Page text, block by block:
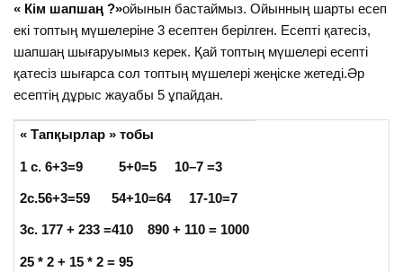
« Кім шапшаң ?»ойынын бастаймыз. Ойынның шарты есеп
екі топтың мүшелеріне 3 есептен берілген. Есепті қатесіз,
шапшаң шығаруымыз керек. Қай топтың мүшелері есепті
қатесіз шығарса сол топтың мүшелері жеңіске жетеді.Әр
есептің дұрыс жауабы 5 ұпайдан.
« Тапқырлар » тобы
1 с. 6+3=9 5+0=5 10–7 =3
2с.56+3=59 54+10=64 17-10=7
3с. 177 + 233=410 890 + 110 = 1000
25 * 2 + 15 * 2 = 95